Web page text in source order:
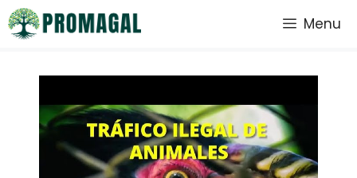
Saltar
al
Menu